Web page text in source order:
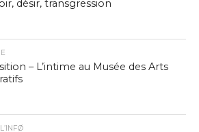
désir, transgression
– L’intime au Musée des Arts